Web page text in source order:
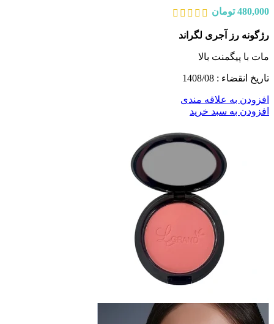
480,000 تومان
رژگونه رز آجری لگراند
مات با پیگمنت بالا
تاریخ انقضاء : 1408/08
افزودن به علاقه مندی
افزودن به سبد خرید